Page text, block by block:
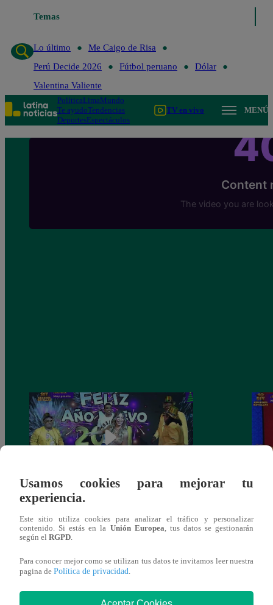
Temas
Lo último
Me Caigo de Risa
Perú Decide 2026
Fútbol peruano
Dólar
Valentina Valiente
PolíticaLimaMundo
Te ayudoTendencias
DeportesEspectáculos
TV en vivo MENÚ
Josimar armó una tremenda fiesta de año
nuevo en El Wasap de JB
Usamos cookies para mejorar tu
experiencia.
Este sitio utiliza cookies para analizar el tráfico y personalizar
contenido. Si estás en la Unión Europea , tus datos se gestionarán
según el RGPD
Para conocer mejor como se utilizan tus datos te invitamos leer nuestra
pagina de Política de privacidad